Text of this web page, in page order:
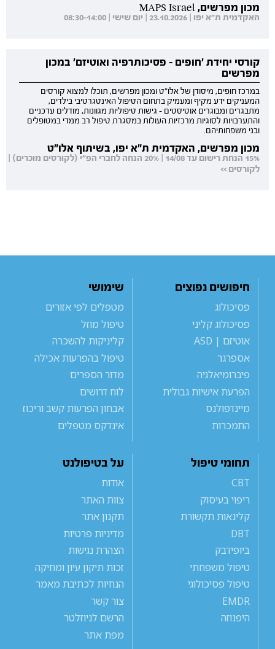
מכון מפרשים, MAPS Israel
האקדמית ת"א יפו | 23.10.2026 | יום שישי | 08:30-14:00
קורסי יחידת 'חופים - פסיכותרפיה ואוטיזם' במכון
מפרשים
במרכז חופים, מיסודן של אלו"ט ומכון מפרשים, תוכלו למצוא קורסים
המעניקים ידע מקיף ומעמיק בתחום הטיפול האינטגרטיבי בילדים,
מתבגרים ומבוגרים אוטיסטים - גישות טיפוליות מגוונות, מודלים עדכניים
והתערבויות לסוגיות מרכזיות העולות במסגרת טיפול רב ממדי במטופלים
ובני משפחותיהם.
מכון מפרשים, האקדמית ת"א יפו, בשיתוף אלו"ט
15% הנחת רישום עד 14/08 | 20% הנחה לחברי הפ"י (לקורסים מוכרים) |
לקורסים >>
חיפושים נפוצים
פסיכולוג
פסיכולוג קליני
אוטיזם | ASD
אספרגר
פיברומיאלגיה
הפרעת אישיות גבולית
מיינדפולנס
התמכרות
שימושי
מטפלים לפי אזורים
טיפול מוזל
קליניקות להשכרה
טיפול בהפרעות אכילה
מדור הספרים
לוח דרושים
אבחון הפרעות קשב וריכוז
אינדקס מטפלים
תחומי טיפול
CBT
ריפוי בעיסוק
קלינאות תקשורת
DBT
ביופידבק
טיפול משפחתי
טיפול פסיכולוגי
EMDR
היפנוזה
על בטיפולנט
אודות
צוות האתר
תקנון אתר
מדיניות פרטיות
הצהרת נגישות
זכות תיקון עיון ומחיקה
הנחיות לכתיבת מאמר
צור קשר
הרשם לניוזלטר
מפת אתר